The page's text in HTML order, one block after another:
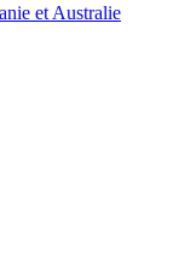
et Australie